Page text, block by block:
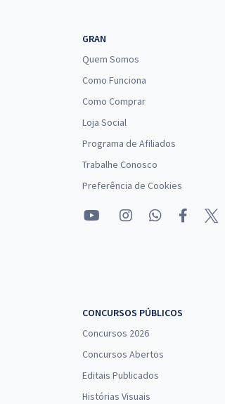
GRAN
Quem Somos
Como Funciona
Como Comprar
Loja Social
Programa de Afiliados
Trabalhe Conosco
Preferência de Cookies
CONCURSOS PÚBLICOS
Concursos 2026
Concursos Abertos
Editais Publicados
Histórias Visuais